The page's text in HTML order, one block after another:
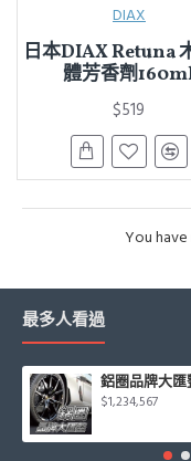
DIAX
日本DIAX Retuna
體芳香劑
$519
You
最多人看過
鋁圈品牌大匯
$1,234,567